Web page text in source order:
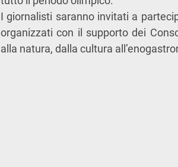
I giornalisti saranno invitati a
organizzati con il supporto dei
alla natura, dalla cultura